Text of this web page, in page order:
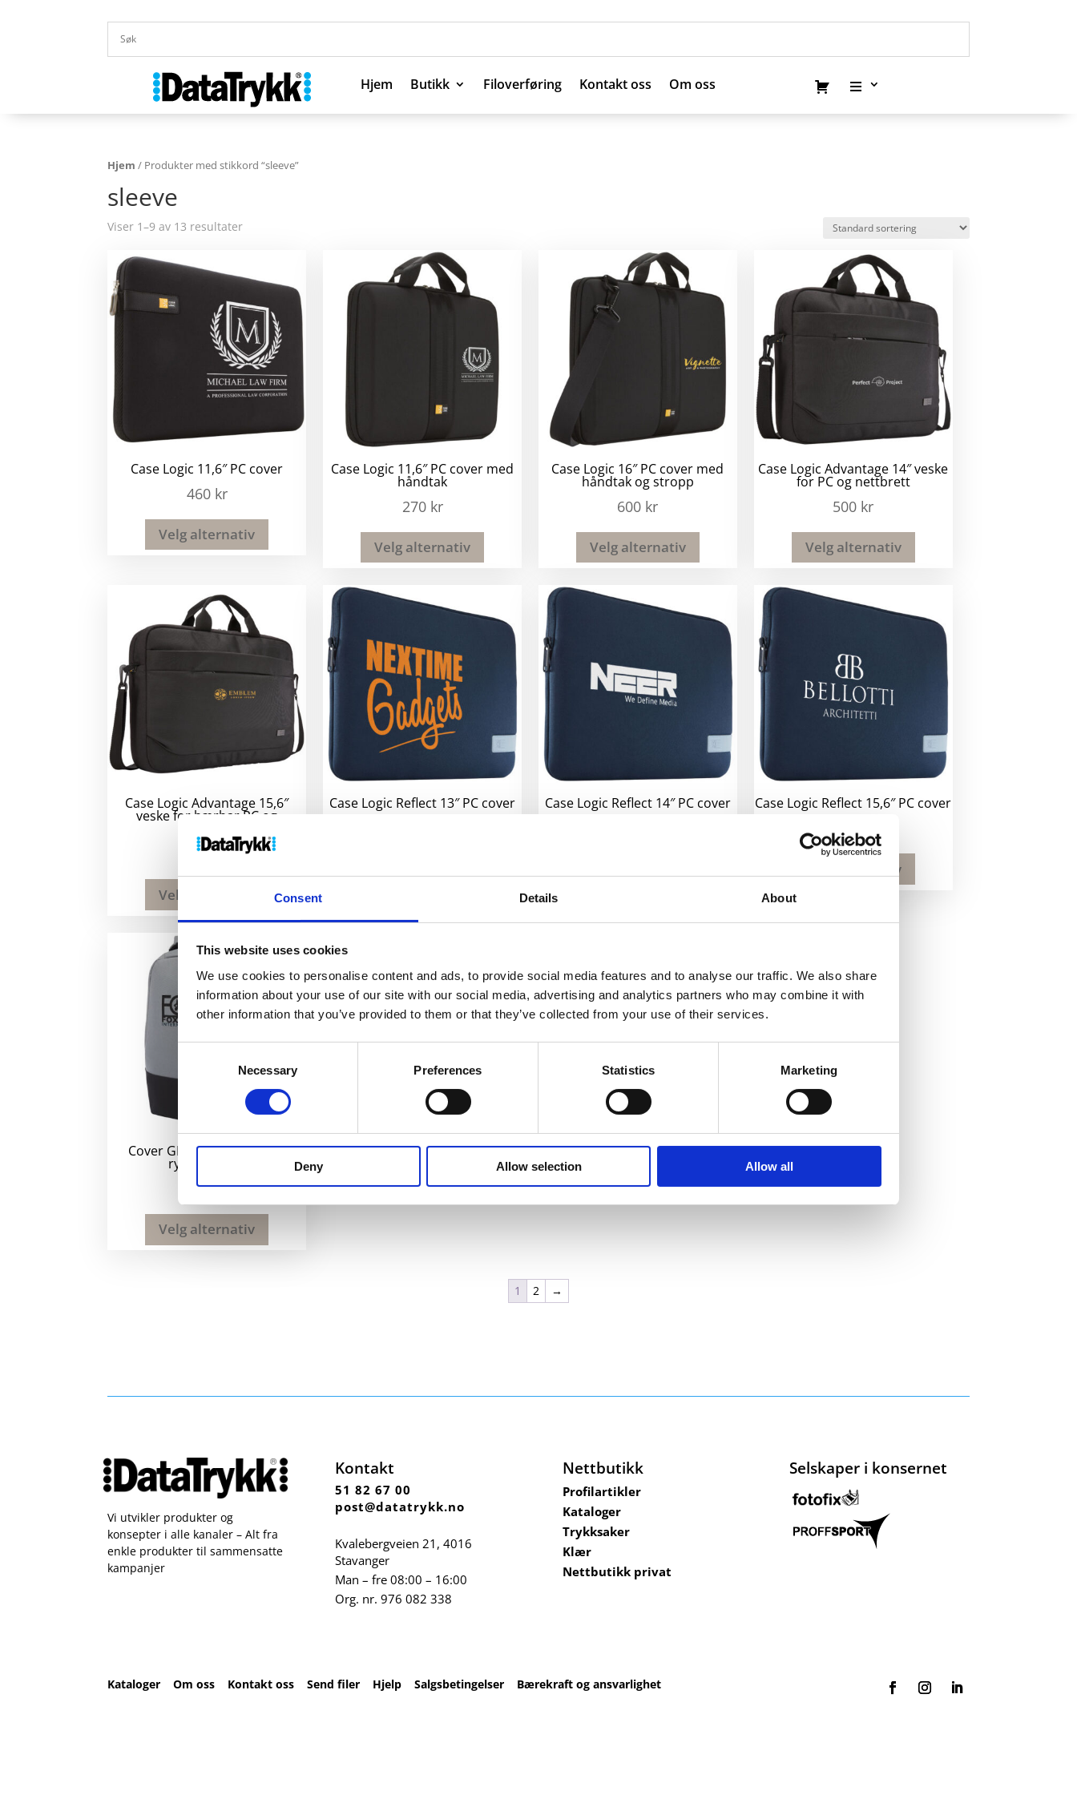
Consent Details About
This website uses cookies
We use cookies to personalise content and ads, to provide social media features and to analyse our traffic. We also share
information about your use of our site with our social media, advertising and analytics partners who may combine it with
other information that you’ve provided to them or that they’ve collected from your use of their services.
Necessary Preferences Statistics Marketing
Deny Allow selection Allow all
Hjem Butikk Filoverføring Kontakt oss Om oss
Hjem Butikk Filoverføring Kontakt oss Om oss
Hjem / Produkter med stikkord “sleeve”
sleeve
Viser 1–9 av 13 resultater
Case Logic 11,6″ PC cover
460 kr
Velg alternativ
Case Logic 11,6″ PC cover med
håndtak
270 kr
Velg alternativ
Case Logic 16″ PC cover med
håndtak og stropp
600 kr
Velg alternativ
Case Logic Advantage 14″ veske
for PC og nettbrett
500 kr
Velg alternativ
Case Logic Advantage 15,6″
veske for bærbar PC og
560kr
Velg alternativ
Case Logic Reflect 13″ PC cover Case Logic Reflect 14″ PC cover Case Logic Reflect 15,6″ PC cover
620
Velg alternativ
Cover GRS RPET antityveri
ryggsekk 16L
410kr
Velg alternativ
1 2 →
Vi utvikler produkter og
konsepter i alle kanaler – Alt fra
enkle produkter til sammensatte
kampanjer
Kontakt
51 82 67 00
post@datatrykk.no
Kvalebergveien 21 , 4016
Stavanger
Man – fre 08:00 – 16:00
Org. nr. 976 082 338
Nettbutikk
Profilartikler
Kataloger
Trykksaker
Klær
Nettbutikk privat
Selskaper i konsernet
Kataloger Om oss Kontakt oss Send filer HjelpSalgsbetingelser Bærekraft og ansvarlighet